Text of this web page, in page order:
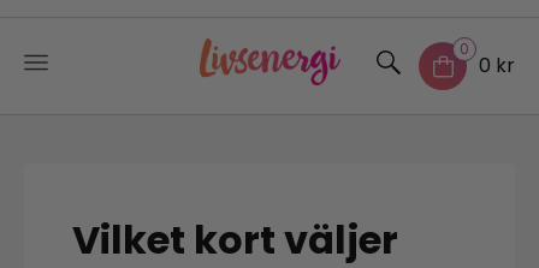
0
0 kr
Vilket kort väljer